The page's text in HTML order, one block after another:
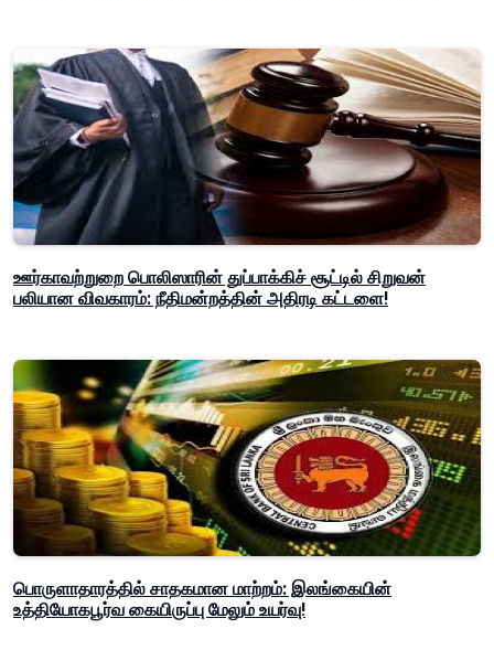
ஊர்காவற்றுறை பொலிஸாரின் துப்பாக்கிச் சூட்டில் சிறுவன்
பலியான விவகாரம்: நீதிமன்றத்தின் அதிரடி கட்டளை!
பொருளாதாரத்தில் சாதகமான மாற்றம்: இலங்கையின்
உத்தியோகபூர்வ கையிருப்பு மேலும் உயர்வு!